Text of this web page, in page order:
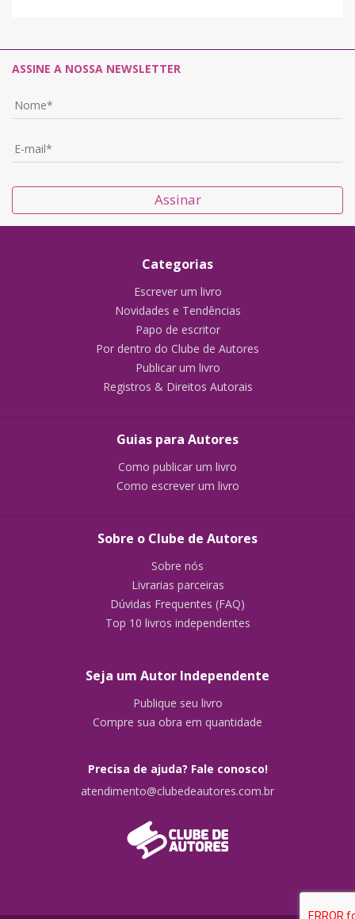
ASSINE A NOSSA NEWSLETTER
Assinar
Categorias
Escrever um livro
Novidades e Tendências
Papo de escritor
Por dentro do Clube de Autores
Publicar um livro
Registros & Direitos Autorais
Guias para Autores
Como publicar um livro
Como escrever um livro
Sobre o Clube de Autores
Sobre nós
Livrarias parceiras
Dúvidas Frequentes (FAQ)
Top 10 livros independentes
Seja um Autor Independente
Publique seu livro
Compre sua obra em quantidade
Precisa de ajuda? Fale conosco!
atendimento@clubedeautores.com.br